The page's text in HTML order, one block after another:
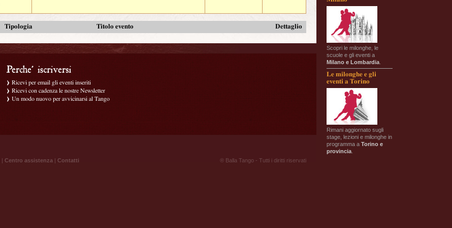
Scopri le milonghe, le
scuole e gli eventi a
Milano e Lombardia
Le milonghe e gli
eventi a Torino
Rimani aggiornato sugli
stage, lezioni e milonghe in
programma a Torino e
provincia
Tipologia Titolo evento Dettaglio
Ricevi per email gli eventi inseriti
Ricevi con cadenza le nostre Newsletter
Un modo nuovo per avvicinarsi al Tango
| Centro assistenza | Contatti ® Balla Tango - Tutti i diritti riservati